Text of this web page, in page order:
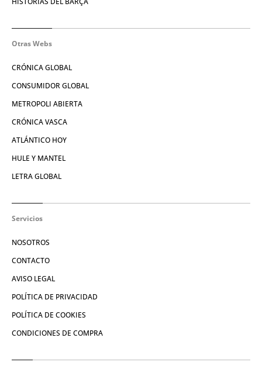
Otras Webs
CRÓNICA GLOBAL
CONSUMIDOR GLOBAL
METROPOLI ABIERTA
CRÓNICA VASCA
ATLÁNTICO HOY
HULE Y MANTEL
LETRA GLOBAL
Servicios
NOSOTROS
CONTACTO
AVISO LEGAL
POLÍTICA DE PRIVACIDAD
POLÍTICA DE COOKIES
CONDICIONES DE COMPRA